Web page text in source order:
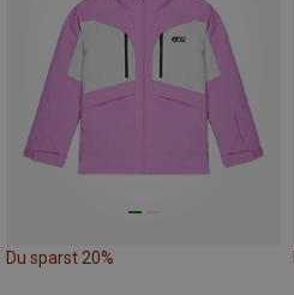
Du sparst 20%